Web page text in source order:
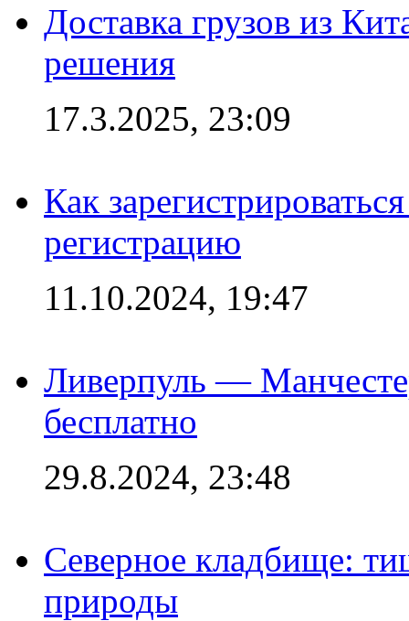
Доставка грузов из
решения
17.3.2025, 23:09
Как
регистрацию
11.10.2024, 19:47
Ливерпуль —
бесплатно
29.8.2024, 23:48
Северное кладбище:
природы